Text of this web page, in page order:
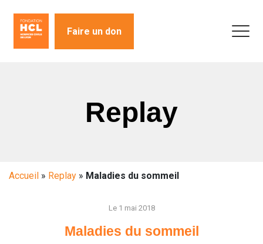
Faire un don
Replay
Accueil » Replay » Maladies du sommeil
Le 1 mai 2018
Maladies du sommeil